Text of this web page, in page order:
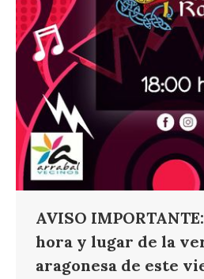
AVISO
hora y lugar de la
aragonesa de este